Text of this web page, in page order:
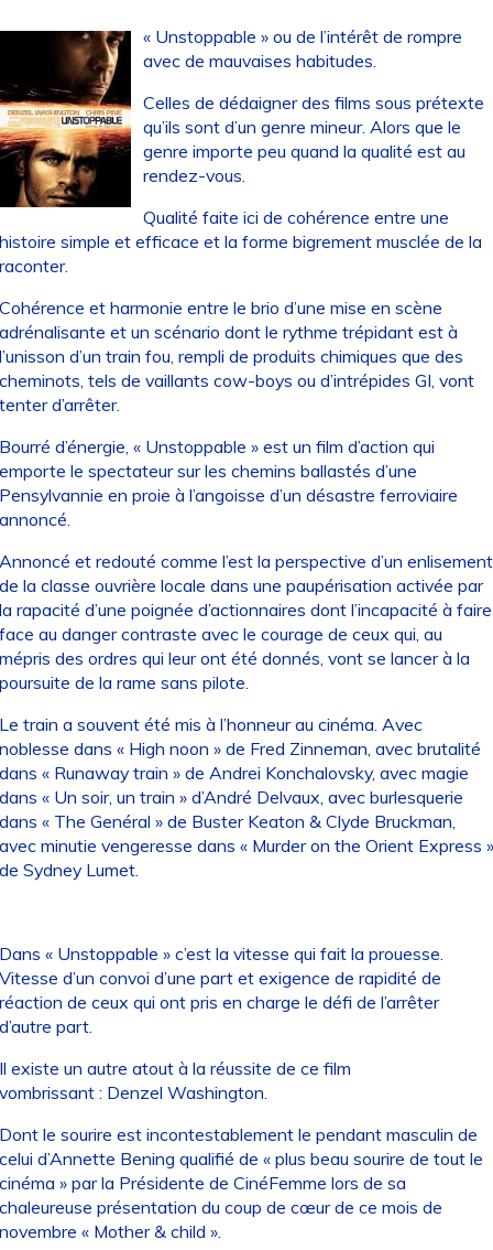
« Unstoppable » ou de l’intérêt de rompre
avec de mauvaises habitudes.
Celles de dédaigner des films sous prétexte
qu’ils sont d’un genre mineur. Alors que le
genre importe peu quand la qualité est au
rendez-vous.
Qualité faite ici de cohérence entre une
simple et efficace et la forme bigrement musclée de la
et harmonie entre le brio d’une mise en scène
et un scénario dont le rythme trépidant est à
d’un train fou, rempli de produits chimiques que des
tels de vaillants cow-boys ou d’intrépides GI, vont
d’arrêter.
d’énergie, « Unstoppable » est un film d’action qui
le spectateur sur les chemins ballastés d’une
en proie à l’angoisse d’un désastre ferroviaire
et redouté comme l’est la perspective d’un enlisement
la classe ouvrière locale dans une paupérisation activée par
rapacité d’une poignée d’actionnaires dont l’incapacité à faire
au danger contraste avec le courage de ceux qui, au
des ordres qui leur ont été donnés, vont se lancer à la
de la rame sans pilote.
train a souvent été mis à l’honneur au cinéma. Avec
dans « High noon » de Fred Zinneman, avec brutalité
« Runaway train » de Andrei Konchalovsky, avec magie
« Un soir, un train » d’André Delvaux, avec burlesquerie
« The Genéral » de Buster Keaton & Clyde Bruckman,
minutie vengeresse dans « Murder on the Orient Express »
Sydney Lumet.
« Unstoppable » c’est la vitesse qui fait la prouesse.
d’un convoi d’une part et exigence de rapidité de
de ceux qui ont pris en charge le défi de l’arrêter
part.
existe un autre atout à la réussite de ce film
: Denzel Washington.
le sourire est incontestablement le pendant masculin de
d’Annette Bening qualifié de « plus beau sourire de tout le
» par la Présidente de CinéFemme lors de sa
présentation du coup de cœur de ce mois de
« Mother & child ».